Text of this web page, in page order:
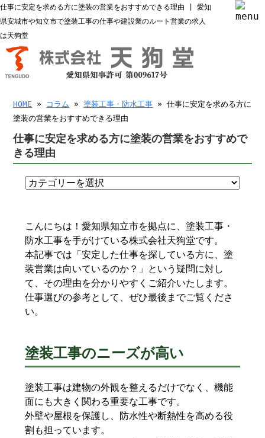
仕事に安定を求める方に塗装の営業をおすすめできる理由 | 愛知
県安城市や知立市で塗装工事の仕事や建設業のルート営業の求人
は天狗堂
HOME » コラム »塗装工事・防水工事 » 仕事に安定を求める方に
塗装の営業をおすすめできる理由
仕事に安定を求める方に塗装の営業をおすすめで
きる理由
こんにちは！愛知県知立市を拠点に、塗装工事・
防水工事を手がけている株式会社天狗堂です。
本記事では「安定した仕事を探している方に、塗
装営業は向いているのか？」という疑問に対し
て、その理由を分かりやすくご紹介いたします。
仕事選びの参考として、ぜひ最後までご覧くださ
い。
塗装工事のニーズが高い
塗装工事は建物の外観を整えるだけでなく、機能
面にも大きく関わる重要な工事です。
外壁や屋根を保護し、防水性や断熱性を高める役
割も担っています。